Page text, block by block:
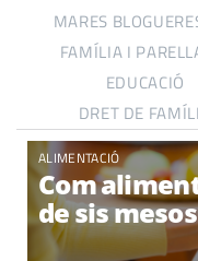
MARES
FAMÍLIA I
EDUCACIÓ
DRET DE
ALIMENTACIÓ
Com
de sis